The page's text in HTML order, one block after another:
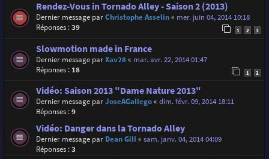
Rendez-Vous in Tornado Alley - Saison 2 (2013)
Dernier message parChristophe Asselin« mer. juin 04, 2014 10:18
Réponses :39 1 2 3
Slowmotion made in France
Dernier message parXav28« mar. avr. 22, 2014 01:47
Réponses : 18 1 2
Vidéo: Saison 2013 "Dame Nature 2013"
Dernier message parJoseAGallego« dim. févr. 09, 2014 18:11
Réponses :9
Vidéo: Danger dans la Tornado Alley
Dernier message par Dean Gill« sam. janv. 04, 2014 04:09
Réponses :3